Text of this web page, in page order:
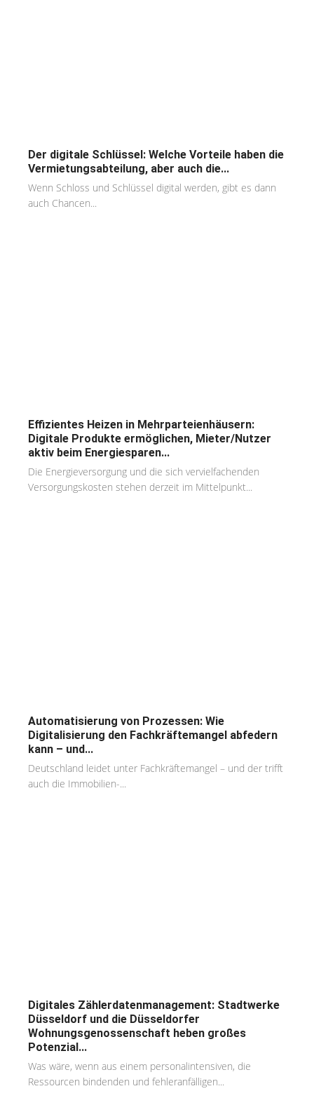
Der digitale Schlüssel: Welche Vorteile haben die
Vermietungsabteilung, aber auch die...
Wenn Schloss und Schlüssel digital werden, gibt es dann
auch Chancen...
Effizientes Heizen in Mehrparteienhäusern:
Digitale Produkte ermöglichen, Mieter/Nutzer
aktiv beim Energiesparen...
Die Energieversorgung und die sich vervielfachenden
Versorgungskosten stehen derzeit im Mittelpunkt...
Automatisierung von Prozessen: Wie
Digitalisierung den Fachkräftemangel abfedern
kann – und...
Deutschland leidet unter Fachkräftemangel – und der trifft
auch die Immobilien-...
Digitales Zählerdatenmanagement: Stadtwerke
Düsseldorf und die Düsseldorfer
Wohnungsgenossenschaft heben großes
Potenzial...
Was wäre, wenn aus einem personalintensiven, die
Ressourcen bindenden und fehleranfälligen...